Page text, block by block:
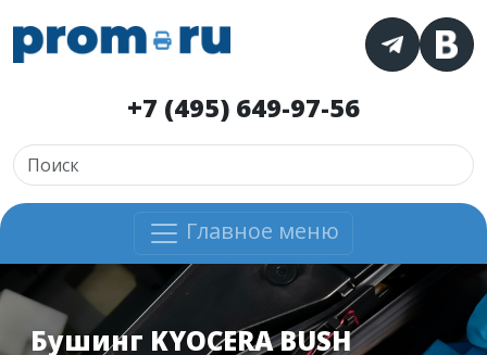
+7 (495) 649-97-56
Главное меню
Бушинг KYOCERA BUSH